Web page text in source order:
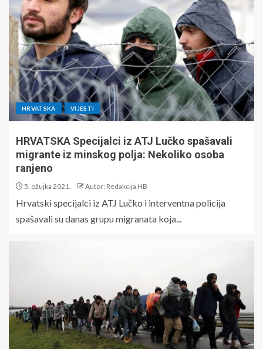
HRVATSKA VIJESTI
HRVATSKA Specijalci iz ATJ Lučko spašavali
migrante iz minskog polja: Nekoliko osoba
ranjeno
5. ožujka 2021. Autor: Redakcija HB
Hrvatski specijalci iz ATJ Lučko i interventna policija
spašavali su danas grupu migranata koja...